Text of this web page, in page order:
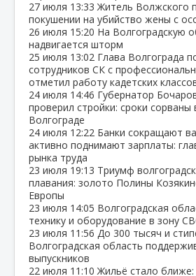
27 июля 13:33 Житель Волжского
покушении на убийство жены с
26 июля 15:20 На Волгоградскую
надвигается шторм
25 июля 13:02 Глава Волгограда
сотрудников СК с
отметил работу кадетских
24 июля 14:46 Губернатор
проверил стройки: сроки
Волгограде
24 июля 12:22 Банки сокращают
активно поднимают зарплаты:
рынка труда
23 июля 19:13 Триумф
плавания: золото Полины
Европы
23 июля 14:05 Волгоградская
технику и оборудование в зону
23 июля 11:56 До 300 тысяч и
Волгоградская область
выпускников
22 июля 11:10 Жильё стало ближе: